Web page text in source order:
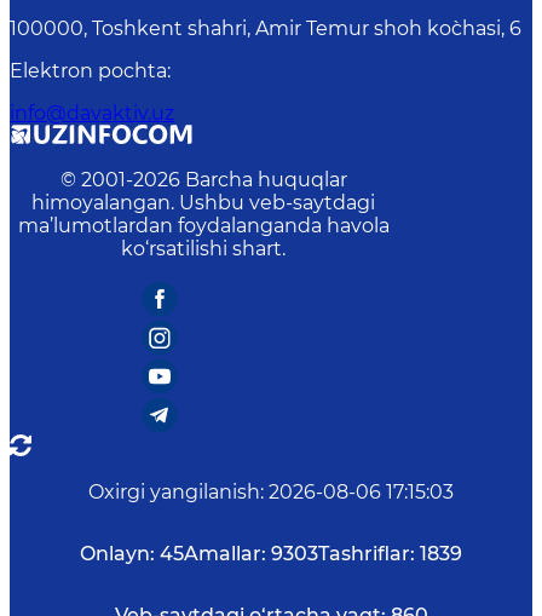
100000, Toshkent shahri, Amir Temur shoh ko`chasi, 6
Elektron pochta:
info@davaktiv.uz
© 2001-2026 Barcha huquqlar
himoyalangan. Ushbu veb-saytdagi
ma’lumotlardan foydalanganda havola
ko‘rsatilishi shart.
Oxirgi yangilanish: 2026-08-06 17:15:03
Onlayn: 45Amallar: 9303Tashriflar: 1839